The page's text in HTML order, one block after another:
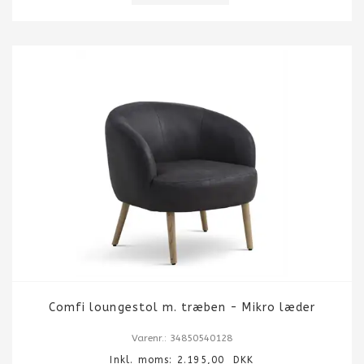
Comfi loungestol m. træben - Mikro læder
Varenr.: 34850540128
Inkl. moms: 2.195,00 DKK